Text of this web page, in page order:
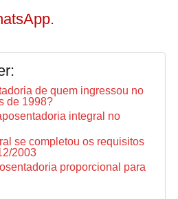
de quem ingressou no
de 1998?
integral no
se completou os requisitos
2003
proporcional para